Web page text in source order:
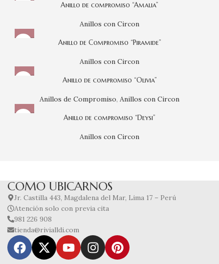
Anillo de compromiso “Amalia”
Anillos con Circon
Anillo de Compromiso “Piramide”
Anillos con Circon
Anillo de compromiso “Olivia”
Anillos de Compromiso, Anillos con Circon
Anillo de compromiso “Deysi”
Anillos con Circon
COMO UBICARNOS
Jr. Castilla 443, Magdalena del Mar, Lima 17 – Perú
Atención solo con previa cita
981 226 908
tienda@rivialldi.com